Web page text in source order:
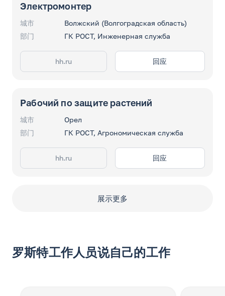
Электромонтер
城市
Волжский (Волгоградская область)
部门
ГК РОСТ, Инженерная служба
hh.ru 回应
Рабочий по защите растений
城市
Орел
部门
ГК РОСТ, Агрономическая служба
hh.ru 回应
展示更多
罗斯特工作人员说自己的工作